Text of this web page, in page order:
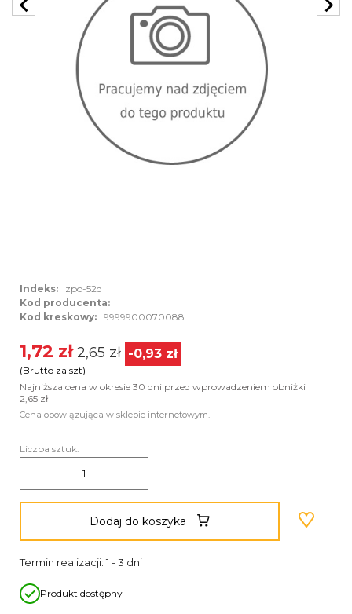
Indeks:
zpo-52d
Kod producenta:
Kod kreskowy: 9999900070088
1,72 zł 2,65 zł -0,93 zł
(Brutto za szt)
Najniższa cena w okresie 30 dni przed wprowadzeniem obniżki
2,65 zł
Cena obowiązująca w sklepie internetowym.
Liczba sztuk:
Dodaj do koszyka
Termin realizacji: 1 - 3 dni
Produkt dostępny